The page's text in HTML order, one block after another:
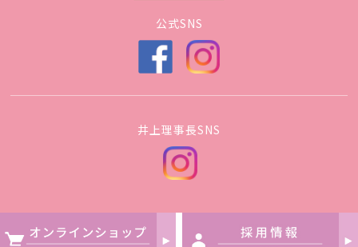
公式SNS
井上理事長SNS
Copyright © JOSUI CLINIC All Rights Reserved.